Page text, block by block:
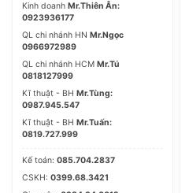
– ASUS EZ Flash 3
– ASUS UEFI BIOS EZ Mode
ASUS Q-Design :
– ASUS Q-Slot
– ASUS Q-DIMM
Back I/O Ports
1 x PS/2 keyboard (purple)
1 x PS/2 mouse (green)
1 x D-Sub
Kinh doanh Mr.Thiên Ân:
0923936177
QL chi nhánh HN Mr.Ngọc
0966972989
QL chi nhánh HCM Mr.Tú
0818127999
Kĩ thuật - BH Mr.Tùng:
0987.945.547
Kĩ thuật - BH Mr.Tuấn:
0819.727.999
Kế toán: 085.704.2837
CSKH: 0399.68.3421